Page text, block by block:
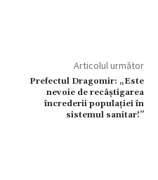
Articolul următor
Prefectul Dragomir: „Este
nevoie de recâștigarea
încrederii populației în
sistemul sanitar!”